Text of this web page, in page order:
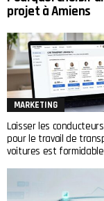
projet à Amiens
MARKETING
Laisser les
pour le travail de
voitures est formidable